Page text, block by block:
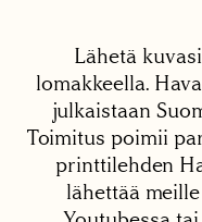
Lähetä
lomakkeella.
julkaistaan
Toimitus poimii
printtilehden
lähettää